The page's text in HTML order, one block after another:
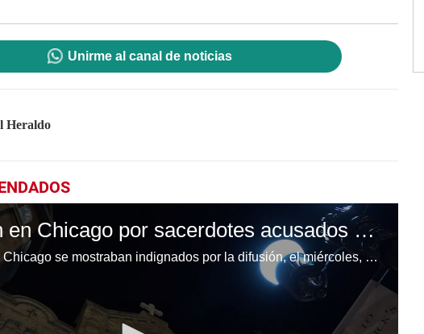
Unirme al canal de noticias
Heraldo
Indignación en Chicago por sacerdotes acusados de abuso
Los residentes de Chicago se mostraban indignados por la difusión, el miércoles, de que 700 sacerdotes han sido acusados de abuso sexual contra menores en las últimas décadas en el estado de Illinois.